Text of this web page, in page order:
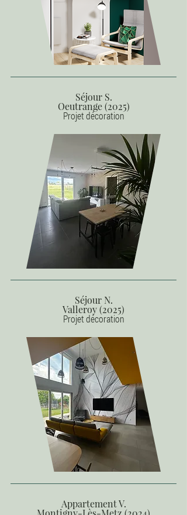
Séjour S.
Oeutrange (2025)
Projet décoration
Séjour N.
Valleroy (2025)
Projet décoration
Appartement V.